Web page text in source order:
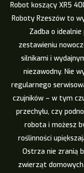
Robot koszący XR5
Roboty Rzeszów to
Zadba o
zestawieniu
silnikami i
niezawodny. Nie
regularnego
czujników – w tym
przechyłu, czy
robota i możesz
roślinności
Ostrza nie zranią
zwierząt